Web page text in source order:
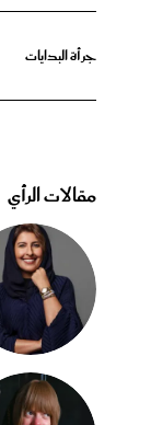
جرأة البدايات
مقالات الرأي